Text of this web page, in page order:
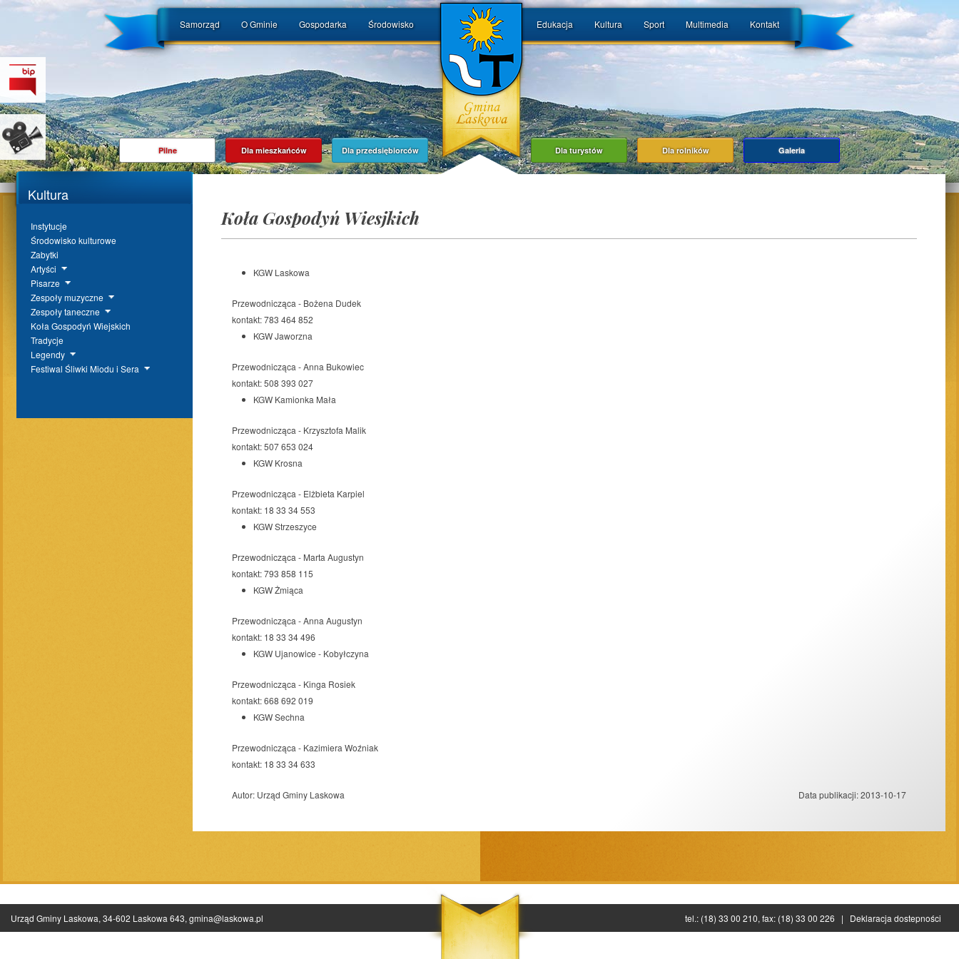
Samorząd O Gminie Gospodarka Środowisko Edukacja Kultura Sport Multimedia Kontakt
Pilne Dla mieszkańców Dla przedsiębiorców Dla turystów Dla rolników Galeria
Kultura
Instytucje
Środowisko kulturowe
Zabytki
Artyści
Pisarze
Zespoły muzyczne
Zespoły taneczne
Koła Gospodyń Wiejskich
Tradycje
Legendy
Festiwal Śliwki Miodu i Sera
Koła Gospodyń Wiesjkich
KGW Laskowa
Przewodnicząca - Bożena Dudek
kontakt: 783 464 852
KGW Jaworzna
Przewodnicząca - Anna Bukowiec
kontakt: 508 393 027
KGW Kamionka Mała
Przewodnicząca - Krzysztofa Malik
kontakt: 507 653 024
KGW Krosna
Przewodnicząca - Elżbieta Karpiel
kontakt: 18 33 34 553
KGW Strzeszyce
Przewodnicząca - Marta Augustyn
kontakt: 793 858 115
KGW Żmiąca
Przewodnicząca - Anna Augustyn
kontakt: 18 33 34 496
KGW Ujanowice - Kobyłczyna
Przewodnicząca - Kinga Rosiek
kontakt: 668 692 019
KGW Sechna
Przewodnicząca - Kazimiera Woźniak
kontakt: 18 33 34 633
Autor: Urząd Gminy Laskowa Data publikacji:2013-10-17
Projekt strony:ESC SA-Aplikacje internetowe
Urząd Gminy Laskowa, 34-602 Laskowa 643, gmina@laskowa.pl tel.: (18) 33 00 210, fax: (18) 33 00 226 | Deklaracja dostepności